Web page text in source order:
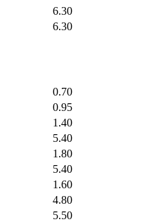
6.30
6.30
0.70
0.95
1.40
5.40
1.80
5.40
1.60
4.80
5.50